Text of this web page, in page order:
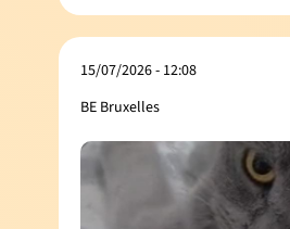
15/07/2026 - 12:08
BE Bruxelles